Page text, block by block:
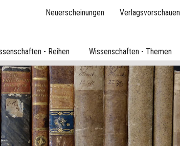
Neuerscheinungen Verlagsvorschauen
- Reihen Wissenschaften - Themen